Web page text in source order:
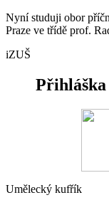
Nyní studuji obor
Praze ve třídě prof.
iZUŠ
Umělecký kufřík